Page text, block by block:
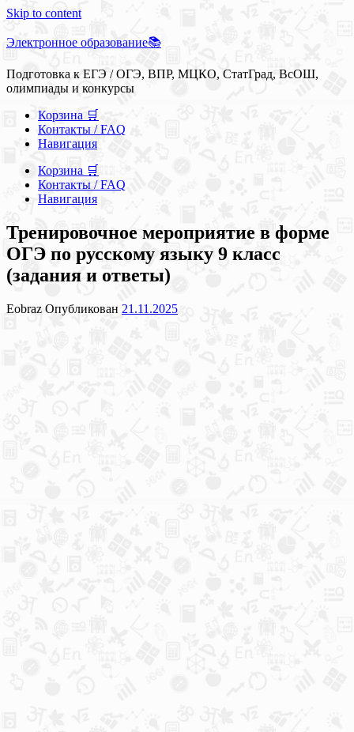
Skip to content
Электронное образование📚
Подготовка к ЕГЭ / ОГЭ, ВПР, МЦКО, СтатГрад, ВсОШ,
олимпиады и конкурсы
Корзина 🛒
Контакты / FAQ
Навигация
Корзина 🛒
Контакты / FAQ
Навигация
Тренировочное мероприятие в форме
ОГЭ по русскому языку 9 класс
(задания и ответы)
Eobraz Опубликован 21.11.2025